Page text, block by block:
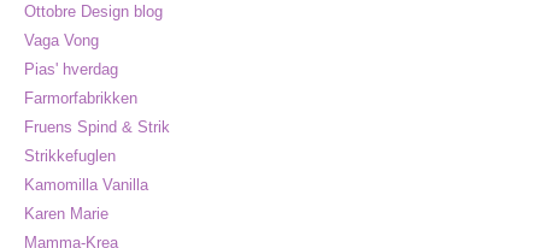
Ottobre Design blog
Vaga Vong
Pias' hverdag
Farmorfabrikken
Fruens Spind & Strik
Strikkefuglen
Kamomilla Vanilla
Karen Marie
Mamma-Krea